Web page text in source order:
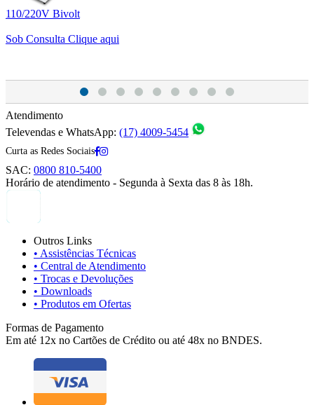
110/220V Bivolt
Sob Consulta Clique aqui
Atendimento
Televendas e WhatsApp: (17) 4009-5454
Curta as Redes Sociais
SAC: 0800 810-5400
Horário de atendimento - Segunda à Sexta das 8 às 18h.
Outros Links
• Assistências Técnicas
• Central de Atendimento
• Trocas e Devoluções
• Downloads
• Produtos em Ofertas
Formas de Pagamento
Em até 12x no Cartões de Crédito ou até 48x no BNDES.